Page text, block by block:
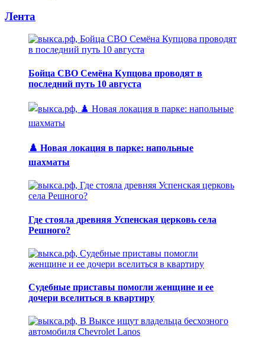
Лента
Бойца СВО Семёна Купцова проводят в
последний путь 10 августа
♟️ Новая локация в парке: напольные
шахматы
Где стояла древняя Успенская церковь села
Решного?
Судебные приставы помогли женщине и ее
дочери вселиться в квартиру